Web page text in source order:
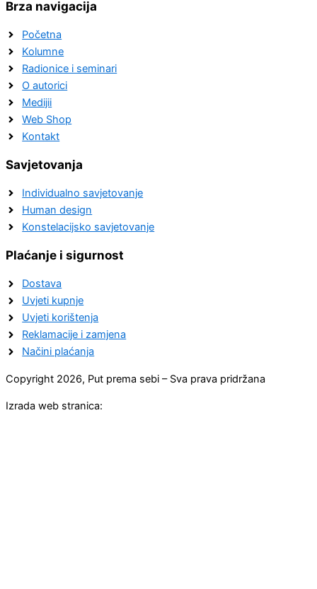
Brza navigacija
Početna
Kolumne
Radionice i seminari
O autorici
Medijii
Web Shop
Kontakt
Savjetovanja
Individualno savjetovanje
Human design
Konstelacijsko savjetovanje
Plaćanje i sigurnost
Dostava
Uvjeti kupnje
Uvjeti korištenja
Reklamacije i zamjena
Načini plaćanja
Copyright 2026, Put prema sebi – Sva prava pridržana
Izrada web stranica: